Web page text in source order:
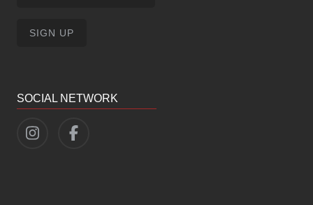
SOCIAL NETWORK